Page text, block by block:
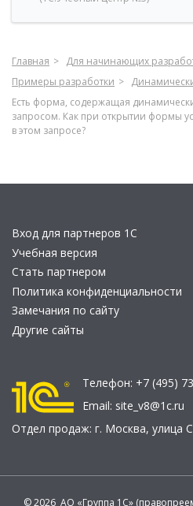
Главная
Для начинающих
Примеры разработки
Есть форма, содержащая
запросом. Как при открытии формы
в этом запросе?
Вход для партнеров 1С
Учебная версия
Стать партнером
Политика конфиденциальности
Замечания по сайту
Другие сайты
Телефон: +7 (495)
Email: site_v8@1c.ru
Отдел продаж: г. Москва, улица
© 2026 АО «Группа 1С»